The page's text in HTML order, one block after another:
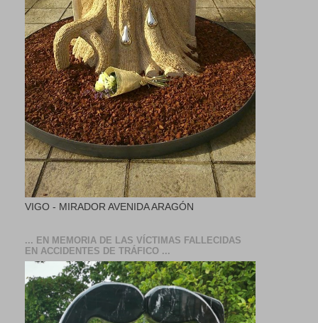
VIGO - MIRADOR AVENIDA ARAGÓN
... EN MEMORIA DE LAS VÍCTIMAS FALLECIDAS
EN ACCIDENTES DE TRÁFICO ...